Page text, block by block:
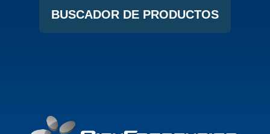
BUSCADOR DE PRODUCTOS